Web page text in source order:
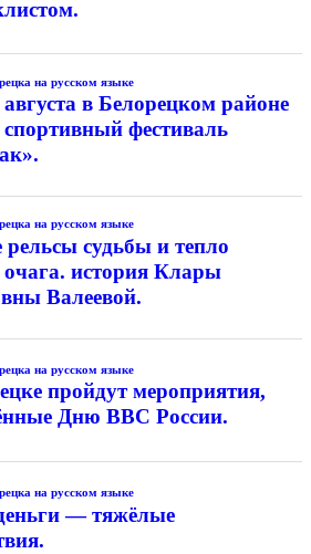
на русском языке
в Белорецком районе
спортивный фестиваль
на русском языке
рельсы судьбы и тепло
очага. история Клары
Валеевой.
на русском языке
пройдут мероприятия,
Дню ВВС России.
на русском языке
— тяжёлые